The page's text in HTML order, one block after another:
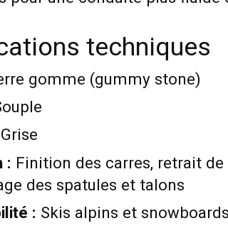
techniques
gomme (gummy stone)
Grise
: Finition des carres, retrait de
des spatules et talons
: Skis alpins et snowboards